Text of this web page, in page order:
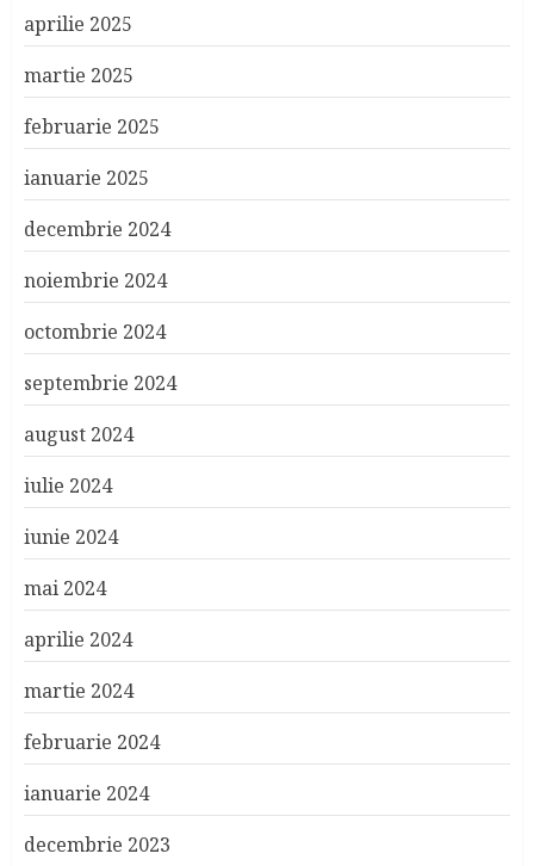
aprilie 2025
martie 2025
februarie 2025
ianuarie 2025
decembrie 2024
noiembrie 2024
octombrie 2024
septembrie 2024
august 2024
iulie 2024
iunie 2024
mai 2024
aprilie 2024
martie 2024
februarie 2024
ianuarie 2024
decembrie 2023